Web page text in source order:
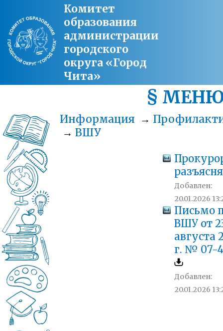
Комитет
образования
администрации
городского
округа «Город
Чита»
§
Информация →
→ ВШУ
Добавлен:
20.01.2026
Письмо
ВШУ от
августа
г. № 07-
Добавлен:
20.01.2026